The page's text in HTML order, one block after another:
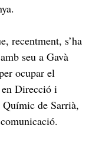
recentment, s’ha
seu a Gavà
ocupar el
Direcció i
de Sarrià,